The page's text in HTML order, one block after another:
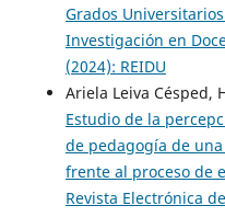
Grados Universitarios
Investigación en
(2024): REIDU
Ariela Leiva Césped,
Estudio de la
de pedagogía de
frente al proceso de
Revista Electrónica